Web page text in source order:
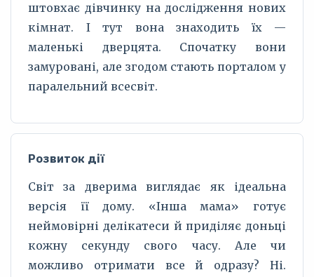
штовхає дівчинку на дослідження нових
кімнат. І тут вона знаходить їх —
маленькі дверцята. Спочатку вони
замуровані, але згодом стають порталом у
паралельний всесвіт.
Розвиток дії
Світ за дверима виглядає як ідеальна
версія її дому. «Інша мама» готує
неймовірні делікатеси й приділяє доньці
кожну секунду свого часу. Але чи
можливо отримати все й одразу? Ні.